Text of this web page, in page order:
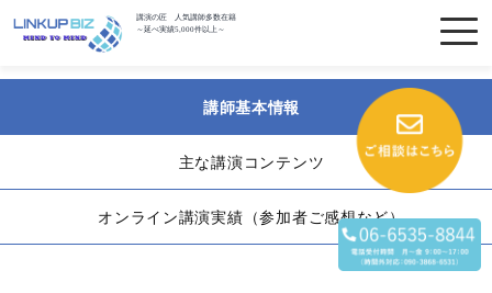
講演の匠 人気講師多数在籍
～延べ実績5,000件以上～
講師基本情報
主な講演コンテンツ
オンライン講演実績（参加者ご感想など）